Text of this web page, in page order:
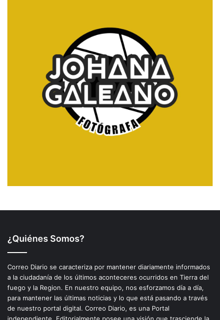
¿Quiénes Somos?
Correo Diario se caracteriza por mantener diariamente informados
a la ciudadanía de los últimos aconteceres ocurridos en Tierra del
fuego y la Region. En nuestro equipo, nos esforzamos día a día,
para mantener las últimas noticias y lo que está pasando a través
de nuestro portal digital. Correo Diario, es una Portal
independiente. Editorialmente posee una visión que trasciende la